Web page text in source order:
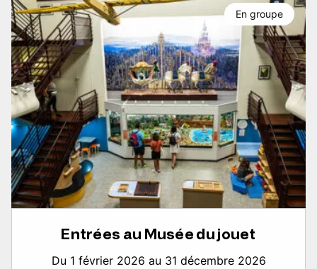
Entrées au Musée du jouet
Du 1 février 2026 au 31 décembre 2026
En groupe